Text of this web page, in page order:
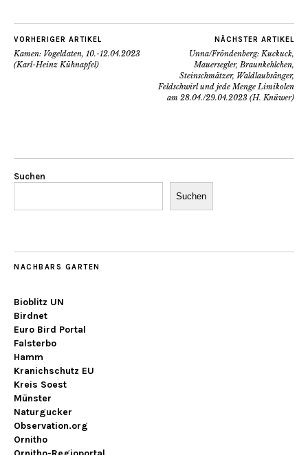
VORHERIGER ARTIKEL
Kamen: Vogeldaten, 10.-12.04.2023
(Karl-Heinz Kühnapfel)
NÄCHSTER ARTIKEL
Unna/Fröndenberg: Kuckuck,
Mauersegler, Braunkehlchen,
Steinschmätzer, Waldlaubsänger,
Feldschwirl und jede Menge Limikolen
am 28.04./29.04.2023 (H. Knüwer)
Suchen
Suchen
NACHBARS GARTEN
Bioblitz UN
Birdnet
Euro Bird Portal
Falsterbo
Hamm
Kranichschutz EU
Kreis Soest
Münster
Naturgucker
Observation.org
Ornitho